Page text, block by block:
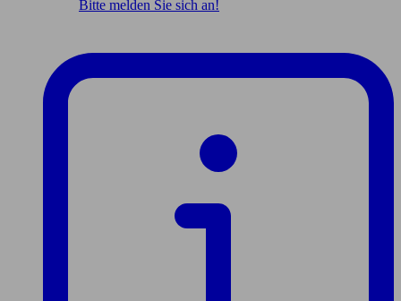
Bitte melden Sie sich an!